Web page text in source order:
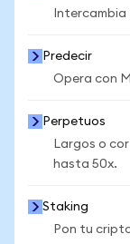
Intercambia
Predecir
Opera con
Perpetuos
Largos o
hasta 50x.
Staking
Pon tu